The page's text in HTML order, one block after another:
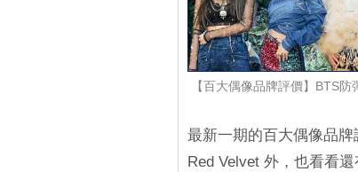
【百大偶像品牌評價】BTS
最新一期的百大偶像品
Red Velvet 外，也看看